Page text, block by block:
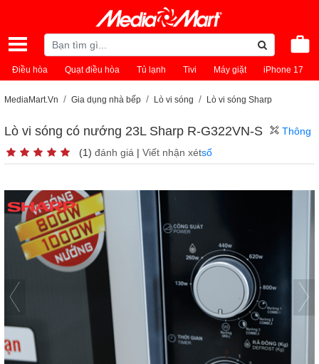
Điều hòa Quạt điều hòa Tủ lạnh Tivi Máy giặt iPhone 17
MediaMart.Vn Gia dụng nhà bếp Lò vi sóng Lò vi sóng Sharp
Lò vi sóng có nướng 23L Sharp R-G322VN-S
(1) đánh giá | Viết nhận xét
Thông
số